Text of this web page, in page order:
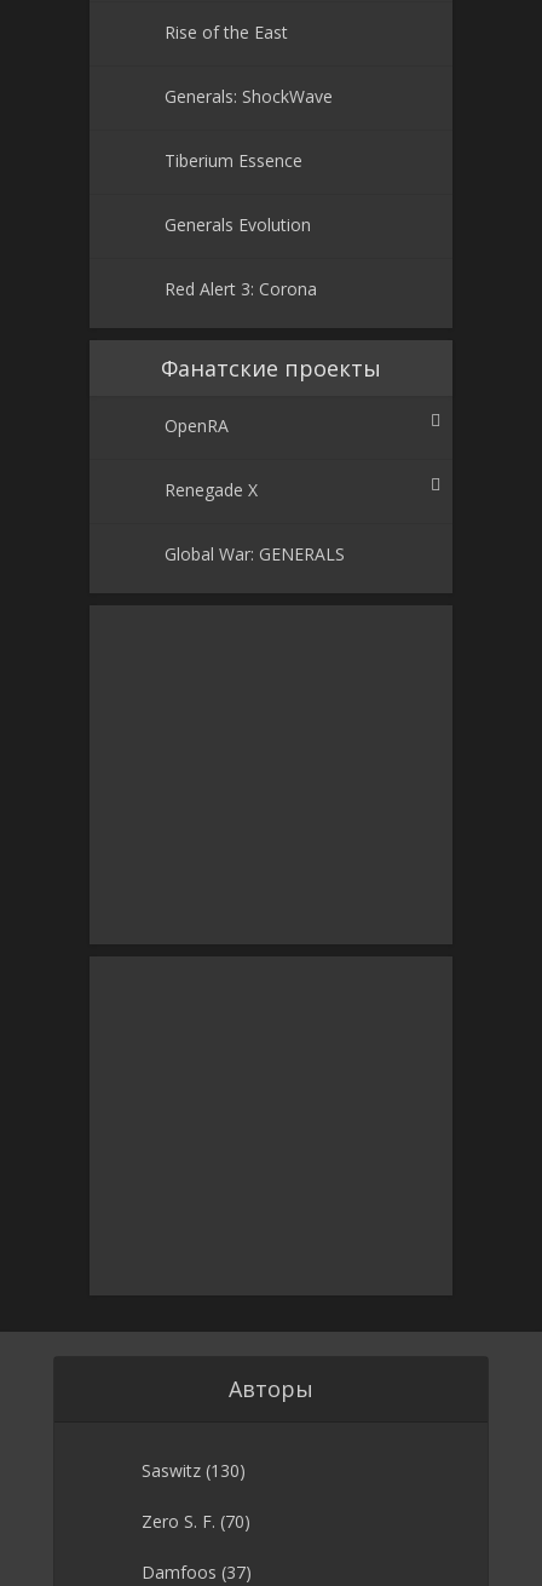
Rise of the East
Generals: ShockWave
Tiberium Essence
Generals Evolution
Red Alert 3: Corona
Фанатские проекты
OpenRA
Renegade X
Global War: GENERALS
Авторы
Saswitz (130)
Zero S. F. (70)
Damfoos (37)